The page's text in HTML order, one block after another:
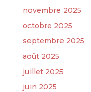
novembre 2025
octobre 2025
septembre 2025
août 2025
juillet 2025
juin 2025